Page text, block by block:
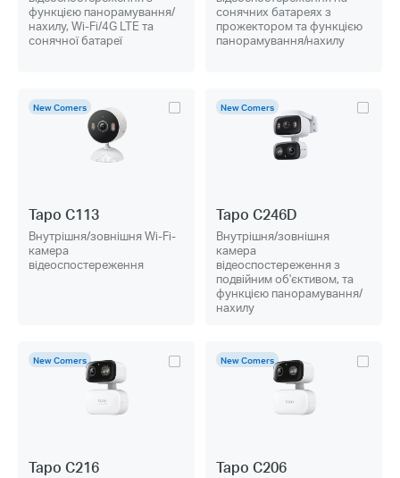
функцією панорамування/
нахилу, Wi-Fi/4G LTE та
сонячної батареї
сонячних батареях з
прожектором та функцією
панорамування/нахилу
New Comers
Tapo C113
Внутрішня/зовнішня Wi-Fi-
камера
відеоспостереження
New Comers
Tapo C246D
Внутрішня/зовнішня
камера
відеоспостереження з
подвійним об'єктивом, та
функцією панорамування/
нахилу
New Comers
Tapo C216
New Comers
Tapo C206